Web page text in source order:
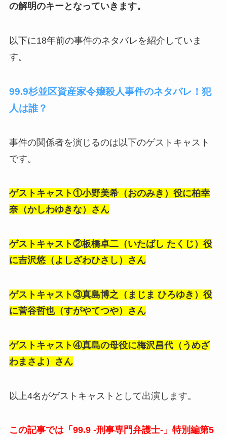
の解明のキーとなっていきます。
以下に18年前の事件のネタバレを紹介していま
す。
99.9杉並区資産家令嬢殺人事件のネタバレ！犯
人は誰？
事件の関係者を演じるのは以下のゲストキャスト
です。
ゲストキャスト①小野美希（おのみき）役に柏幸
奈（かしわゆきな）さん
ゲストキャスト②板橋卓二（いたばし たくじ）役
に吉沢悠（よしざわひさし）さん
ゲストキャスト③真島博之（まじま ひろゆき）役
に菅谷哲也（すがやてつや）さん
ゲストキャスト④真島の母役に梅沢昌代（うめざ
わまさよ）さん
以上4名がゲストキャストとして出演します。
この記事では「99.9 -刑事専門弁護士-」特別編第5